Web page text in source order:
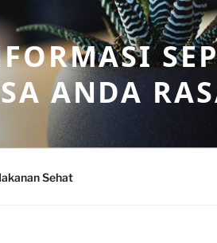
ANDA
Sehat